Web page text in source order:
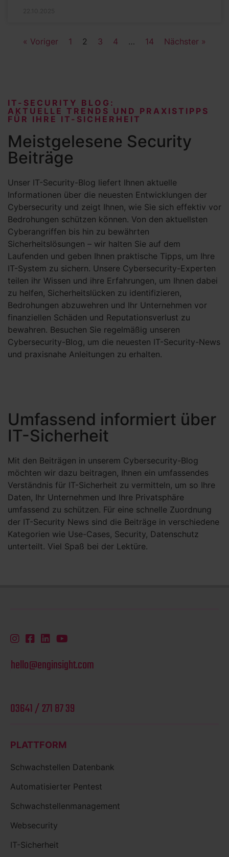
« Voriger 1 2 3 4 … 14 Nächster »
IT-SECURITY BLOG:
AKTUELLE TRENDS UND PRAXISTIPPS
FÜR IHRE IT-SICHERHEIT
Meistgelesene Security
Beiträge
Unser IT-Security-Blog liefert Ihnen aktuelle
Informationen über die neuesten Entwicklungen der
Cybersecurity und zeigt Ihnen, wie Sie sich effektiv vor
Bedrohungen schützen können. Von den aktuellsten
Cyberangriffen bis hin zu bewährten
Sicherheitslösungen – wir halten Sie auf dem
Laufenden und geben Ihnen praktische Tipps, um Ihre
IT-System zu sichern. Unsere Cybersecurity-Experten
teilen ihr Wissen und ihre Erfahrungen, um Ihnen dabei
zu helfen, Sicherheitslücken zu identifizieren,
Bedrohungen abzuwehren und Ihr Unternehmen vor
finanziellen Schäden und Reputationsverlust zu
bewahren. Besuchen Sie regelmäßig unseren
Cybersecurity-Blog, um die neuesten IT-Security-News
und praxisnahe Anleitungen zu erhalten.
Umfassend informiert über
IT-Sicherheit
Mit den Beiträgen in unserem Cybersecurity-Blog
möchten wir dazu beitragen, Ihnen ein umfassendes
Verständnis für IT-Sicherheit zu vermitteln, um so Ihre
Daten, Ihr Unternehmen und Ihre Privatsphäre
umfassend zu schützen. Für eine schnelle Zuordnung
der IT-Security News sind die Beiträge in verschiedene
Kategorien wie Use-Cases, Security, Datenschutz
unterteilt. Viel Spaß bei der Lektüre.
hello@enginsight.com
03641 / 271 87 39
PLATTFORM
Schwachstellen Datenbank
Automatisierter Pentest
Schwachstellenmanagement
Websecurity
IT-Sicherheit